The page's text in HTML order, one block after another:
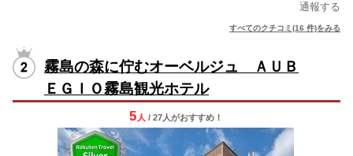
通報する
すべてのクチコミ(16 件)をみる
霧島の森に佇むオーベルジュ ＡＵＢ
ＥＧＩＯ霧島観光ホテル
5 人 / 27人がおすすめ！